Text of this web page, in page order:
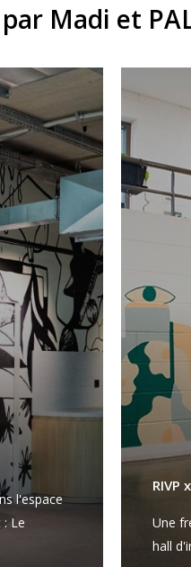
Madi et
l'espace
Le
RIVP
Une
hall